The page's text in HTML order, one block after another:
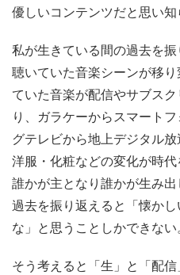
優しいコンテンツだと思い知
私が生きている間の過去を
聴いていた音楽シーンが移
ていた音楽が配信やサブス
り、ガラケーからスマート
グテレビから地上デジタル
洋服・化粧などの変化が時代
誰かが主となり誰かが生み出
過去を振り返えると「懐か
な」と思うことしかできない。
そう考えると「生」と「配